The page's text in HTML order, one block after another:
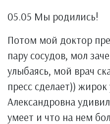
05.05 Мы родились!
Потом мой доктор
пару сосудов, мол
улыбаясь, мой врач
пресс сделает))
Александровна
умеет и что на нем